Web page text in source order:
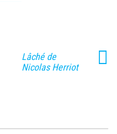
Lâché de
Nicolas Herriot